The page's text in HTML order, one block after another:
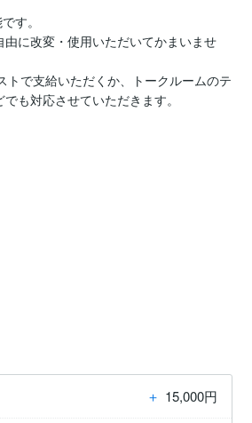
す。
に改変・使用いただいてかまいませ
で支給いただくか、トークルームのテ
も対応させていただきます。
＋ 15,000円